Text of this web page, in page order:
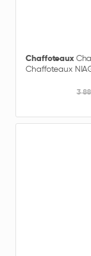
Chaffoteaux
Chaffoteaux
3